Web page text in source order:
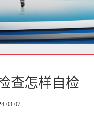
查怎样自检
03-07